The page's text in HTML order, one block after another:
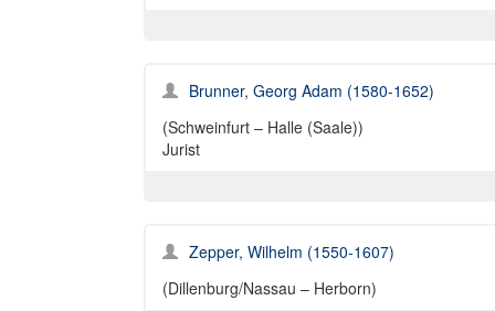
Brunner, Georg Adam (1580-1652)
(Schweinfurt – Halle (Saale))
Jurist
Zepper, Wilhelm (1550-1607)
(Dillenburg/Nassau – Herborn)